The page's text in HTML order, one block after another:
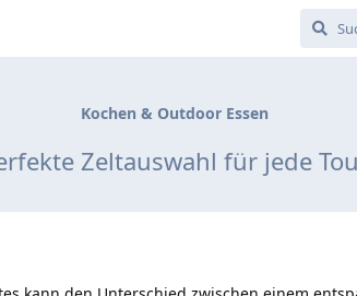
Kochen & Outdoor Essen
Zeltauswahl für jede